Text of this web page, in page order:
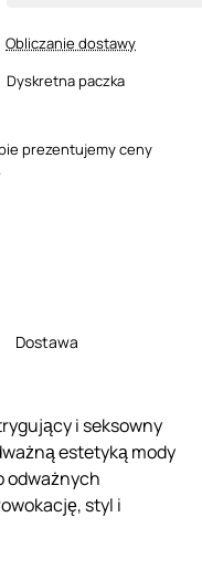
Obliczanie dostawy
Dyskretna paczka
prezentujemy ceny
Dostawa
i seksowny
estetyką mody
odważnych
styl i